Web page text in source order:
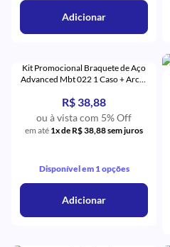
Adicionar
Kit Promocional Braquete de Aço
Advanced Mbt 022 1 Caso + Arcos
R$ 38,88
ou à vista com 5% Off
em até 1x de R$ 38,88 sem juros
Disponível em 1 opções
Adicionar